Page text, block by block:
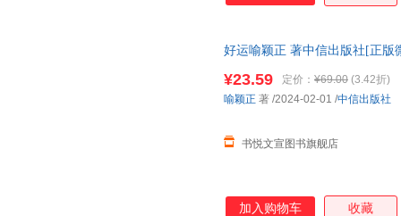
好运喻颖正 著中信出版社[正版
¥23.59 定价： ¥69.00 (3.42折)
书悦文宣图书旗舰店
喻颖正 著 /2024-02-01 /中信出版社
加入购物车 收藏